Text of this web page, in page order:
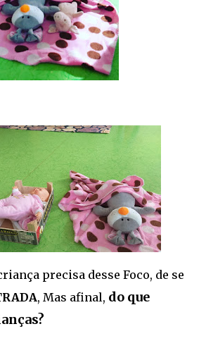
precisa desse Foco, de se
, Mas afinal, do que